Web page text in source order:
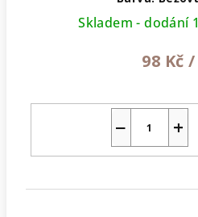
Skladem - dodání
98 Kč /
+
−